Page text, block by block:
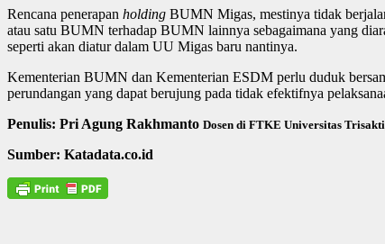
Rencana penerapan holding BUMN Migas, mestinya tidak
atau satu BUMN terhadap BUMN lainnya sebagaimana yang
seperti akan diatur dalam UU Migas baru nantinya.
Kementerian BUMN dan Kementerian ESDM perlu duduk
perundangan yang dapat berujung pada tidak efektifnya
Penulis: Pri Agung Rakhmanto Dosen di FTKE Universitas
Sumber: Katadata.co.id